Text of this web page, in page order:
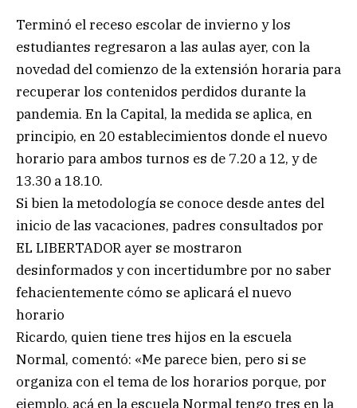
Terminó el receso escolar de invierno y los
estudiantes regresaron a las aulas ayer, con la
novedad del comienzo de la extensión horaria para
recuperar los contenidos perdidos durante la
pandemia. En la Capital, la medida se aplica, en
principio, en 20 establecimientos donde el nuevo
horario para ambos turnos es de 7.20 a 12, y de
13.30 a 18.10.
Si bien la metodología se conoce desde antes del
inicio de las vacaciones, padres consultados por
EL LIBERTADOR ayer se mostraron
desinformados y con incertidumbre por no saber
fehacientemente cómo se aplicará el nuevo
horario
Ricardo, quien tiene tres hijos en la escuela
Normal, comentó: «Me parece bien, pero si se
organiza con el tema de los horarios porque, por
ejemplo, acá en la escuela Normal tengo tres en la